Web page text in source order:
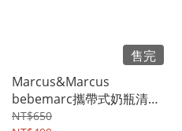
售完
Marcus&Marcus
bebemarc攜帶式奶瓶清潔
刷具組
NT$650